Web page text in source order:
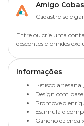
Amigo
Cadastre-se e
Entre ou crie uma
descontos e brindes
Informações
Petisco
Design com
Promove o
Estimula o
Gancho de